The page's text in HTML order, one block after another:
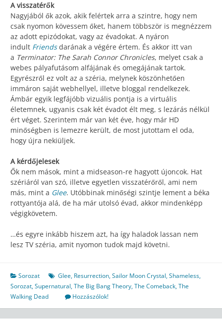
A visszatérők
Nagyjából ők azok, akik felértek arra a szintre, hogy nem
csak nyomon kövessem őket, hanem többször is megnézzem
az adott epizódokat, vagy az évadokat. A nyáron
indult Friends darának a végére értem. És akkor itt van
a Terminator: The Sarah Connor Chronicles, melyet csak a
webes pályafutásom alfájának és omegájának tartok.
Egyrészről ez volt az a széria, melynek köszönhetően
immáron saját webhellyel, illetve bloggal rendelkezek.
Ámbár egyik legfájóbb vizuális pontja is a virtuális
életemnek, ugyanis csak két évadot élt meg, s lezárás nélkül
ért véget. Szerintem már van két éve, hogy már HD
minőségben is lemezre került, de most jutottam el oda,
hogy újra nekiüljek.
A kérdőjelesek
Ők nem mások, mint a midseason-re hagyott újoncok. Hat
szériáról van szó, illetve egyetlen visszatérőről, ami nem
más, mint a Glee. Utóbbinak minőségi szintje lement a béka
rottyantója alá, de ha már utolsó évad, akkor mindenképp
végigkövetem.
…és egyre inkább hiszem azt, ha így haladok lassan nem
lesz TV széria, amit nyomon tudok majd követni.
Sorozat Glee, Resurrection,Sailor Moon Crystal,Shameless,
Sorozat,Supernatural,The Big Bang Theory,The Comeback,The
Walking Dead
Hozzászólok!